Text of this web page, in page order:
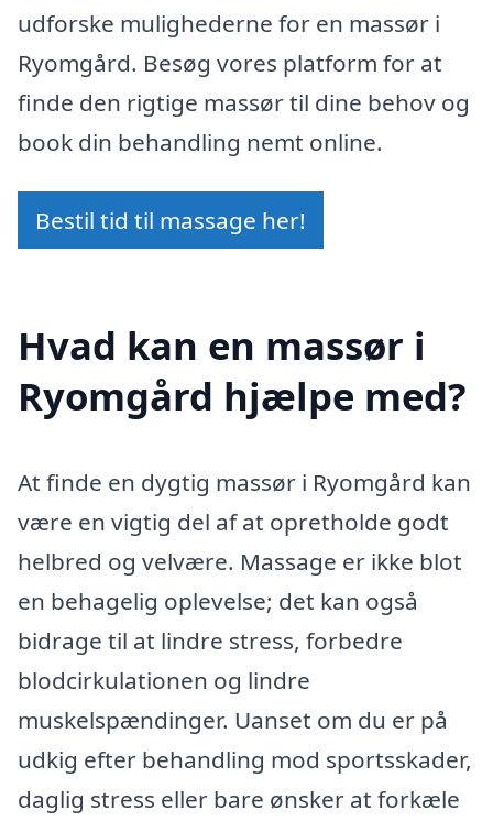
udforske mulighederne for en massør i
Ryomgård. Besøg vores platform for at
finde den rigtige massør til dine behov og
book din behandling nemt online.
Bestil tid til massage her!
Hvad kan en massør i
Ryomgård hjælpe med?
At finde en dygtig massør i Ryomgård kan
være en vigtig del af at opretholde godt
helbred og velvære. Massage er ikke blot
en behagelig oplevelse; det kan også
bidrage til at lindre stress, forbedre
blodcirkulationen og lindre
muskelspændinger. Uanset om du er på
udkig efter behandling mod sportsskader,
daglig stress eller bare ønsker at forkæle